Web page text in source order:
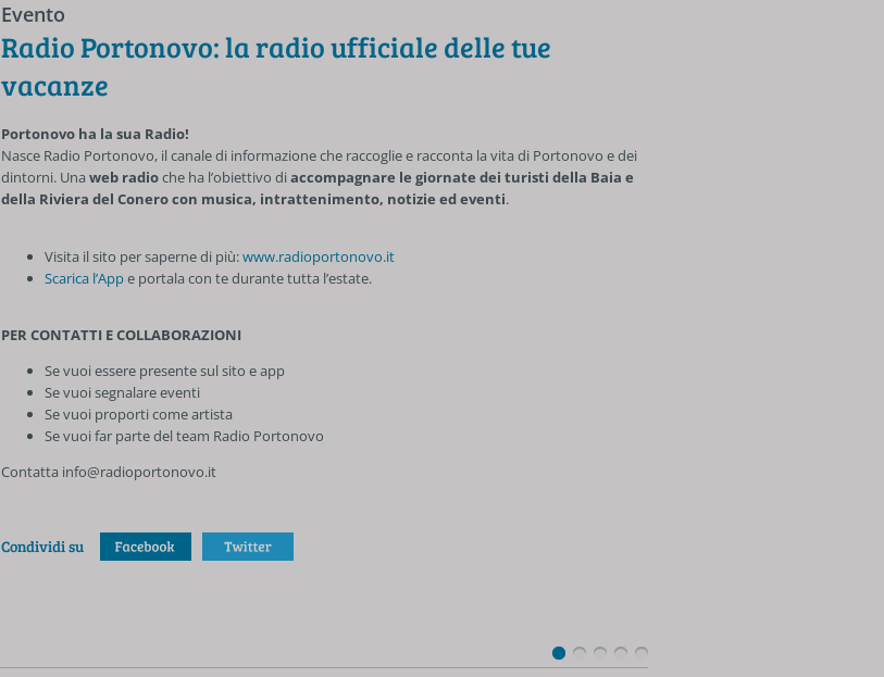
Evento
Radio Portonovo: la radio ufficiale delle tue
vacanze
Portonovo ha la sua Radio!
Nasce Radio Portonovo, il canale di informazione che raccoglie e racconta la vita di Portonovo e dei
dintorni. Una web radioche ha l’obiettivo diaccompagnare le giornate dei turisti della Baia e
della Riviera del Conero con musica, intrattenimento, notizie ed eventi.
Visita il sito per saperne di più:www.radioportonovo.it
Scarica l’Appe portala con te durante tutta l’estate.
PER CONTATTI E COLLABORAZIONI
Se vuoi essere presente sul sito e app
Se vuoi segnalare eventi
Se vuoi proporti come artista
Se vuoi far parte del team Radio Portonovo
Contatta info@radioportonovo.it
Condividi su